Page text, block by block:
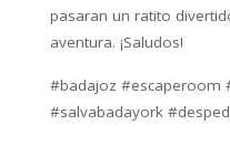
pasaran un ratito
aventura. ¡Saludos!
#badajoz #escaperoom
#salvabadayork